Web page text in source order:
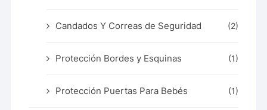
Candados Y Correas de Seguridad (2)
Protección Bordes y Esquinas (1)
Protección Puertas Para Bebés (1)